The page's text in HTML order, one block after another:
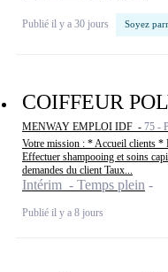
Publié il y a 30 jours Soyez
COIFFEUR
MENWAY EMPLOI IDF - 75 -
Votre mission : * Accueil clients *
Effectuer shampooing et soins
demandes du client Taux...
Intérim - Temps plein
Publié il y a 8 jours